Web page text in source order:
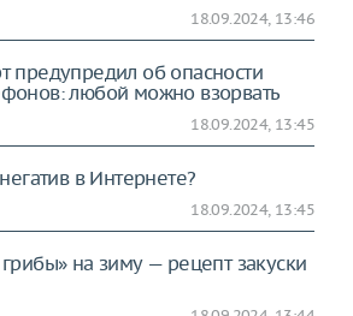
18.09.2024, 13:46
предупредил об опасности
любой можно взорвать
18.09.2024, 13:45
в Интернете?
18.09.2024, 13:45
на зиму — рецепт закуски